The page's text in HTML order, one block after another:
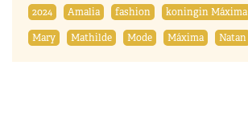
2024 Amalia fashion koningin Máxima
Mary
Mathilde Mode Máxima Natan